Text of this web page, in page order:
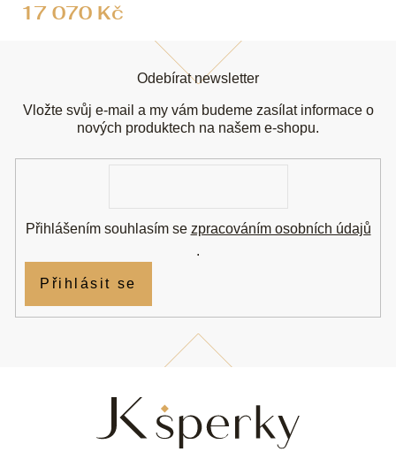
17 070 Kč
Odebírat newsletter
Vložte svůj e-mail a my vám budeme zasílat informace o
nových produktech na našem e-shopu.
Přihlášením souhlasím se zpracováním osobních údajů
.
Přihlásit se